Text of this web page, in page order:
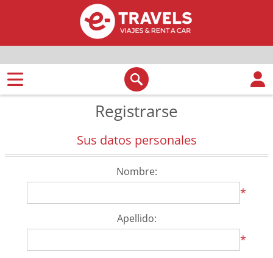
Registrarse
Sus datos personales
Nombre:
*
Apellido:
*